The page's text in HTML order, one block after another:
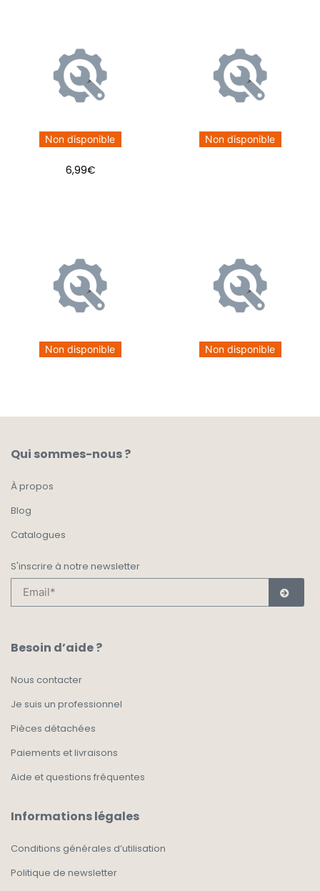
Non disponible
6,99€
Non disponible
Non disponible Non disponible
Qui sommes-nous ?
À propos
Blog
Catalogues
S'inscrire à notre newsletter
Besoin d’aide ?
Nous contacter
Je suis un professionnel
Pièces détachées
Paiements et livraisons
Aide et questions fréquentes
Informations légales
Conditions générales d’utilisation
Politique de newsletter